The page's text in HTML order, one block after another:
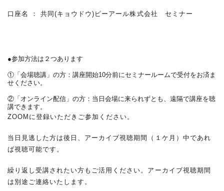
口座名 ： 共同(キョウドウ)ピーアール株式会社 セミナー
●参加方法は２つあります
①「会場聴講」の方：講座開始10分前にセミナールームで受付をお済ま
せください。
②「オンライン配信」の方：当日会場に来られずとも、遠隔で講座を聴
講できます。
ZOOMに登録いただきご参加ください。
当日見逃した方は後日、アーカイブ視聴期間（１ケ月）中であれ
ば視聴可能です。
繰り返し受講されたい方もご活用ください。アーカイブ視聴期間
は別途ご連絡いたします。